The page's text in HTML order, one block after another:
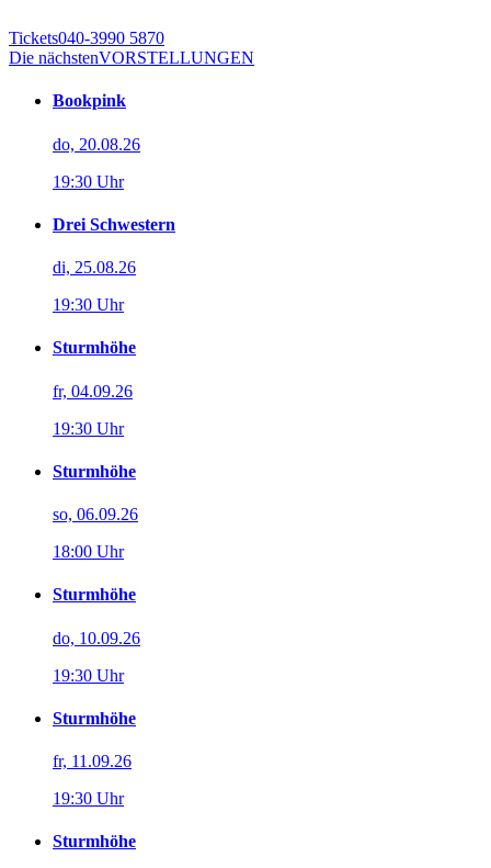
Tickets040-3990 5870
Die nächstenVORSTELLUNGEN
Bookpink
do, 20.08.26
19:30 Uhr
Drei Schwestern
di, 25.08.26
19:30 Uhr
Sturmhöhe
fr, 04.09.26
19:30 Uhr
Sturmhöhe
so, 06.09.26
18:00 Uhr
Sturmhöhe
do, 10.09.26
19:30 Uhr
Sturmhöhe
fr, 11.09.26
19:30 Uhr
Sturmhöhe